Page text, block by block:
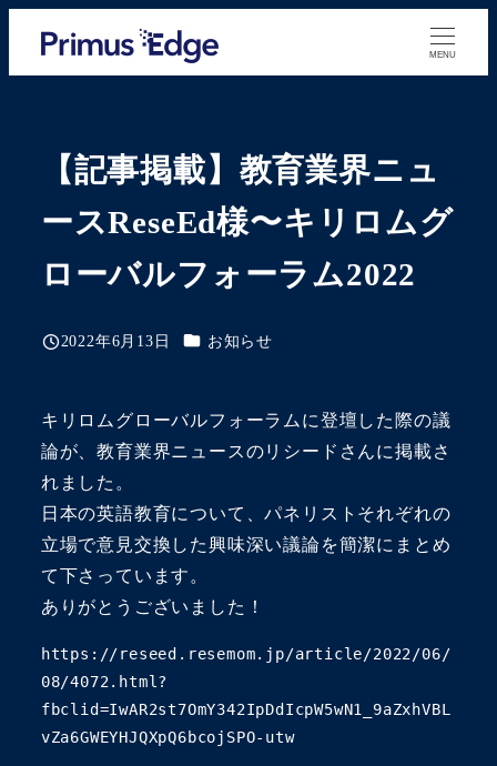
MENU
【記事掲載】教育業界ニュ
ースReseEd様〜キリロムグ
ローバルフォーラム2022
投稿日
2022年6月13日 カテゴリー
お知らせ
キリロムグローバルフォーラムに登壇した際の議
論が、教育業界ニュースのリシードさんに掲載さ
れました。
日本の英語教育について、パネリストそれぞれの
立場で意見交換した興味深い議論を簡潔にまとめ
て下さっています。
ありがとうございました！
https://reseed.resemom.jp/article/2022/06/
08/4072.html?
fbclid=IwAR2st7OmY342IpDdIcpW5wN1_9aZxhVBL
vZa6GWEYHJQXpQ6bcojSPO-utw